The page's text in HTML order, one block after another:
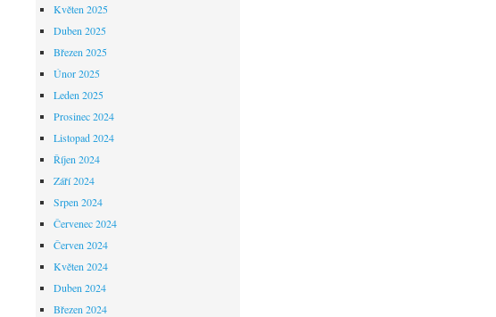
Květen 2025
Duben 2025
Březen 2025
Únor 2025
Leden 2025
Prosinec 2024
Listopad 2024
Říjen 2024
Září 2024
Srpen 2024
Červenec 2024
Červen 2024
Květen 2024
Duben 2024
Březen 2024